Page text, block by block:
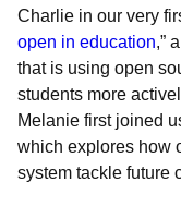
Charlie in our very
open in education,”
that is using open
students more
Melanie first joined
which explores how
system tackle future